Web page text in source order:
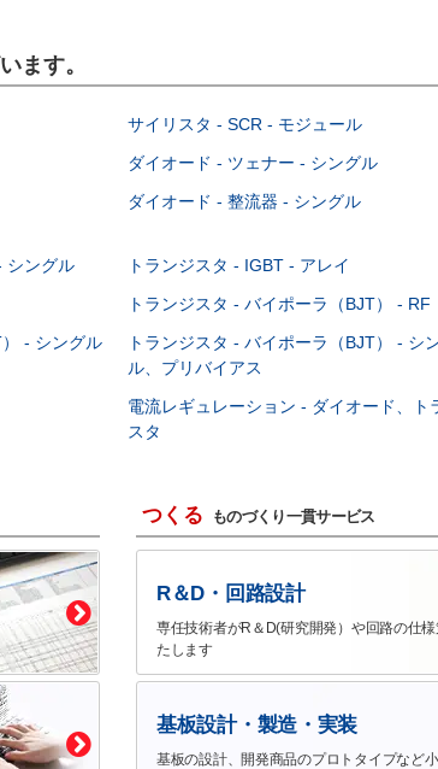
ます。
サイリスタ - SCR - モジュール
ダイオード - ツェナー - シングル
ダイオード - 整流器 - シングル
シングル トランジスタ - IGBT - アレイ
トランジスタ - バイポーラ（BJT） - RF
- シングル
トランジスタ - バイポーラ（BJT） - シ
ル、プリバイアス
電流レギュレーション - ダイオード、ト
スタ
つくる ものづくり一貫サービス
R＆D・回路設計
専任技術者がR＆D(研究開発）や回路の仕
たします
基板設計・製造・実装
基板の設計、開発商品のプロトタイプなど